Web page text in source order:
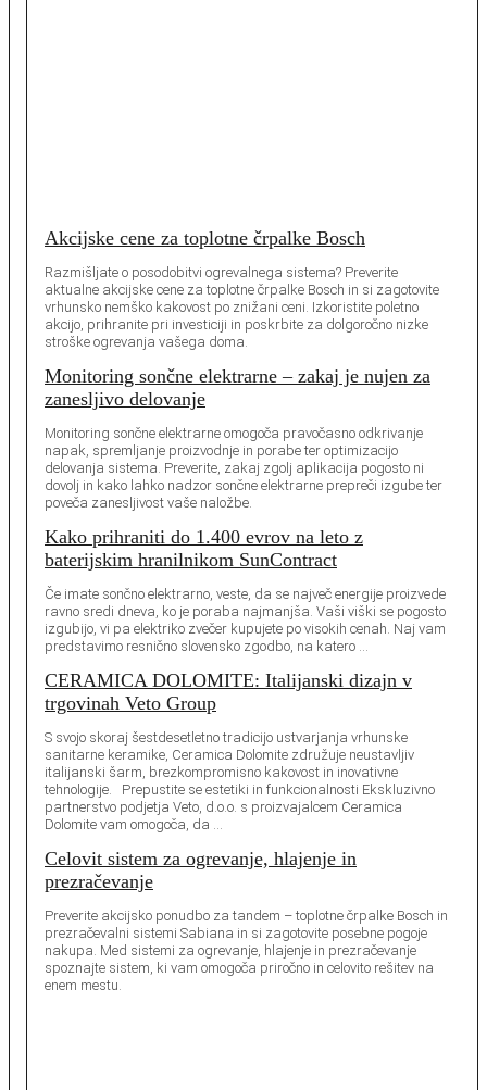
Akcijske cene za toplotne črpalke Bosch
Razmišljate o posodobitvi ogrevalnega sistema? Preverite
aktualne akcijske cene za toplotne črpalke Bosch in si zagotovite
vrhunsko nemško kakovost po znižani ceni. Izkoristite poletno
akcijo, prihranite pri investiciji in poskrbite za dolgoročno nizke
stroške ogrevanja vašega doma.
Monitoring sončne elektrarne – zakaj je nujen za
zanesljivo delovanje
Monitoring sončne elektrarne omogoča pravočasno odkrivanje
napak, spremljanje proizvodnje in porabe ter optimizacijo
delovanja sistema. Preverite, zakaj zgolj aplikacija pogosto ni
dovolj in kako lahko nadzor sončne elektrarne prepreči izgube ter
poveča zanesljivost vaše naložbe.
Kako prihraniti do 1.400 evrov na leto z
baterijskim hranilnikom SunContract
Če imate sončno elektrarno, veste, da se največ energije proizvede
ravno sredi dneva, ko je poraba najmanjša. Vaši viški se pogosto
izgubijo, vi pa elektriko zvečer kupujete po visokih cenah. Naj vam
predstavimo resnično slovensko zgodbo, na katero …
CERAMICA DOLOMITE: Italijanski dizajn v
trgovinah Veto Group
S svojo skoraj šestdesetletno tradicijo ustvarjanja vrhunske
sanitarne keramike, Ceramica Dolomite združuje neustavljiv
italijanski šarm, brezkompromisno kakovost in inovativne
tehnologije. Prepustite se estetiki in funkcionalnosti Ekskluzivno
partnerstvo podjetja Veto, d.o.o. s proizvajalcem Ceramica
Dolomite vam omogoča, da …
Celovit sistem za ogrevanje, hlajenje in
prezračevanje
Preverite akcijsko ponudbo za tandem – toplotne črpalke Bosch in
prezračevalni sistemi Sabiana in si zagotovite posebne pogoje
nakupa. Med sistemi za ogrevanje, hlajenje in prezračevanje
spoznajte sistem, ki vam omogoča priročno in celovito rešitev na
enem mestu.